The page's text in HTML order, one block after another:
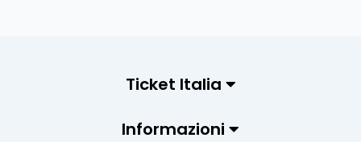
Ticket Italia
Informazioni